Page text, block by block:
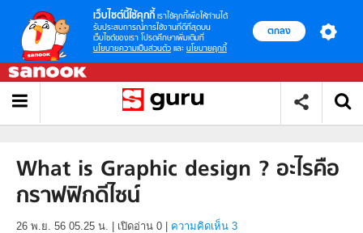
เว็บไซต์นี้ใช้คุกกี้ เราใช้คุกกี้เพื่อให้ท่านได้
รับประสบการณ์การใช้งานที่ดีที่สุดบน
เว็บไซต์ของเรา โปรดศึกษาเพิ่มเติมที่
นโยบายความเป็นส่วนตัว และ นโยบายคุกกี้
ตกลง
What is Graphic design ? อะไรคือ
กราฟฟิกดีไซน์
26 พ.ย. 56 05.25 น. เปิดอ่าน 0 ความคิดเห็น 3